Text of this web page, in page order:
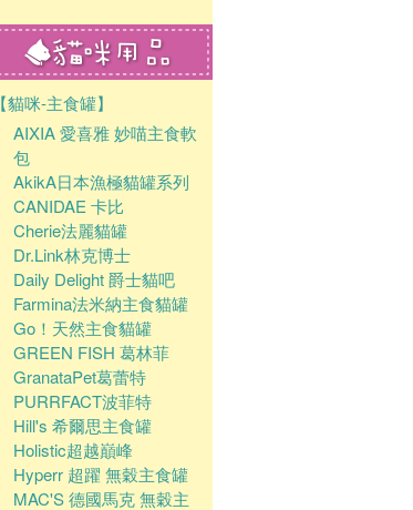
【貓咪-主食罐】
AIXIA 愛喜雅 妙喵主食軟
包
AkikA日本漁極貓罐系列
CANIDAE 卡比
Cherie法麗貓罐
Dr.Link林克博士
Daily Delight 爵士貓吧
Farmina法米納主食貓罐
Go！天然主食貓罐
GREEN FISH 葛林菲
GranataPet葛蕾特
PURRFACT波菲特
Hill's 希爾思主食罐
Holistic超越巔峰
Hyperr 超躍 無穀主食罐
MAC'S 德國馬克 無穀主